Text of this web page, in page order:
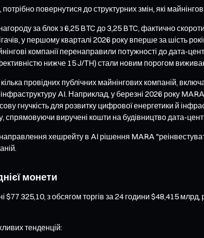
повернутися до структурних змін, які
за блок з 6,25 BTC до 3,25 BTC, фактично
у першому кварталі 2026 року вперше за шість
компанії перенаправили потужності до дата-
нижче 15 J/TH) стали новим порогом
провідних публічних майнінгових компаній,
інфраструктуру AI. Наприклад, у березні 2026 року
гнучкість для розвитку цифрової енергетики й
виручені кошти на будівництво дата-
хешрейту в AI рішення MARA
монети
325,10, з обсягом торгів за 24 години $48,415
тенденцій: